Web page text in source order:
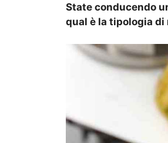
State conducendo
qual è la tipologia